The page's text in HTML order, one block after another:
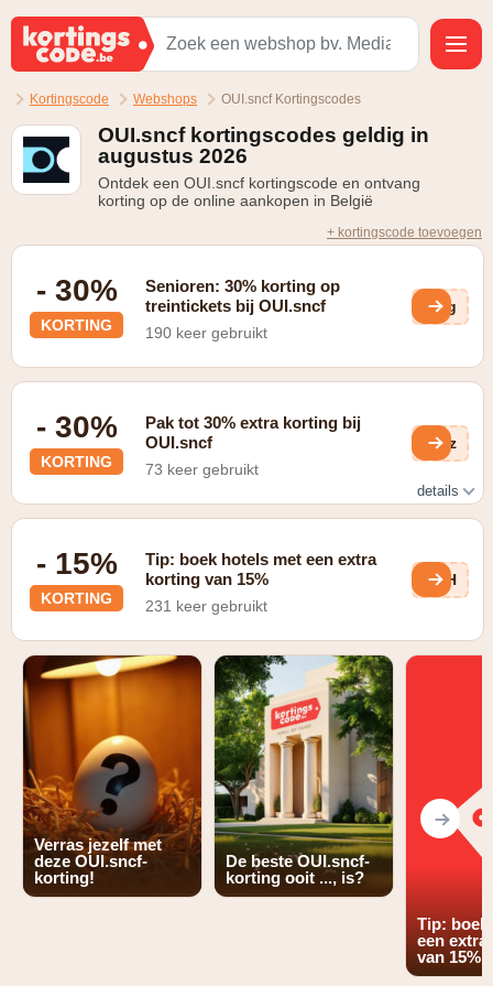
Kortingscode Webshops OUI.sncf Kortingscodes
OUI.sncf kortingscodes geldig in
augustus 2026
Ontdek een OUI.sncf kortingscode en ontvang
korting op de online aankopen in België
+ kortingscode toevoegen
- 30%
KORTING
Senioren: 30% korting op
treintickets bij OUI.sncf
190 keer gebruikt
qwg
- 30%
KORTING
Pak tot 30% extra korting bij
OUI.sncf
73 keer gebruikt
z3z
details
- 15%
KORTING
Tip: boek hotels met een extra
korting van 15%
231 keer gebruikt
HSH
Verras jezelf met
deze OUI.sncf-
korting!
De beste OUI.sncf-
korting ooit ..., is?
Tip: boek
een
van 15%